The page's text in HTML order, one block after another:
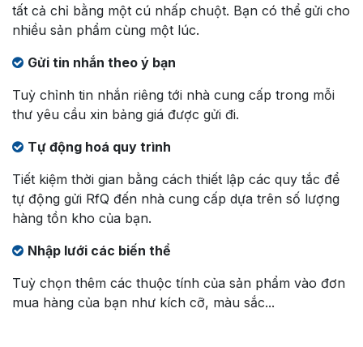
tất cả chỉ bằng một cú nhấp chuột. Bạn có thể gửi cho
nhiều sản phẩm cùng một lúc.
Gửi tin nhắn theo ý bạn
Tuỳ chỉnh tin nhắn riêng tới nhà cung cấp trong mỗi
thư yêu cầu xin bảng giá được gửi đi.
Tự động hoá quy trình
Tiết kiệm thời gian bằng cách thiết lập các quy tắc để
tự động gửi RfQ đến nhà cung cấp dựa trên số lượng
hàng tồn kho của bạn.
Nhập lưới các biến thể
Tuỳ chọn thêm các thuộc tính của sản phẩm vào đơn
mua hàng của bạn như kích cỡ, màu sắc...